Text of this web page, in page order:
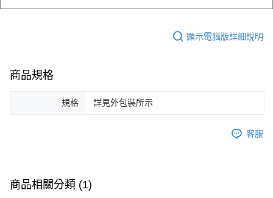
顯示電腦版詳細說明
商品規格
規格 詳見外包裝所示
客服
商品相關分類 (1)